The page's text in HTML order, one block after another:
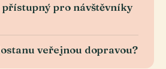
pro návštěvníky
veřejnou dopravou?